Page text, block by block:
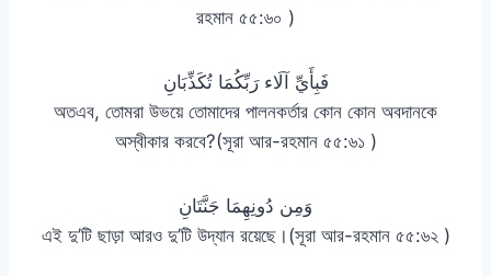
রহমান ৫৫:৬০ )
فَبِأَيِّ آلَاء رَبِّكُمَا تُكَذِّبَانِ
অতএব, তোমরা উভয়ে তোমাদের পালনকর্তার কোন কোন অবদানকে
অস্বীকার করবে?(সূরা আর-রহমান ৫৫:৬১ )
وَمِن دُونِهِمَا جَنَّتَانِ
এই দু’টি ছাড়া আরও দু’টি উদ্যান রয়েছে।(সূরা আর-রহমান ৫৫:৬২ )